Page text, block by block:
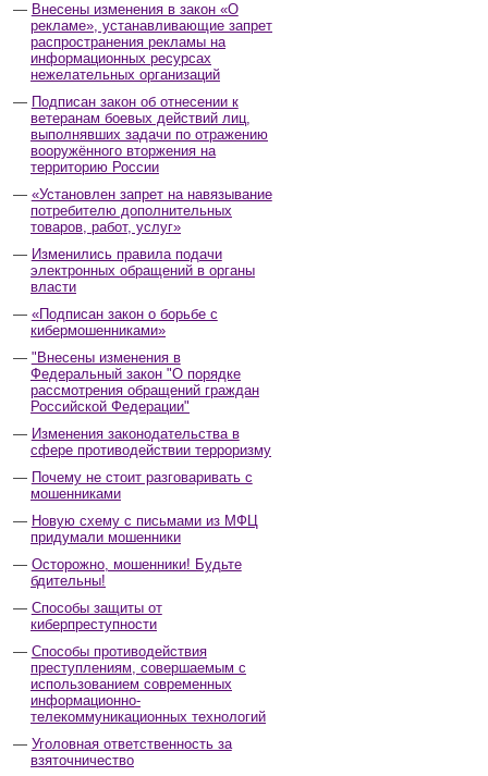
Внесены изменения в закон «О
рекламе», устанавливающие запрет
распространения рекламы на
информационных ресурсах
нежелательных организаций
Подписан закон об отнесении к
ветеранам боевых действий лиц,
выполнявших задачи по отражению
вооружённого вторжения на
территорию России
«Установлен запрет на навязывание
потребителю дополнительных
товаров, работ, услуг»
Изменились правила подачи
электронных обращений в органы
власти
«Подписан закон о борьбе с
кибермошенниками»
"Внесены изменения в
Федеральный закон "О порядке
рассмотрения обращений граждан
Российской Федерации"
Изменения законодательства в
сфере противодействии терроризму
Почему не стоит разговаривать с
мошенниками
Новую схему с письмами из МФЦ
придумали мошенники
Осторожно, мошенники! Будьте
бдительны!
Способы защиты от
киберпреступности
Способы противодействия
преступлениям, совершаемым с
использованием современных
информационно-
телекоммуникационных технологий
Уголовная ответственность за
взяточничество